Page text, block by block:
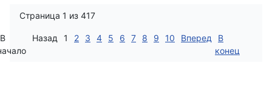
Страница 1 из 417
В
Назад 1 2 3 4 5 6 7 8 9 10 Вперед
В
конец